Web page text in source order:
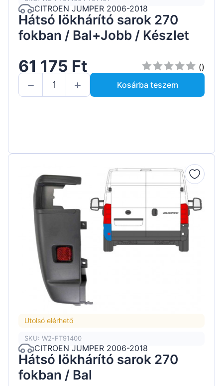
CITROEN JUMPER 2006-2018
Hátsó lökhárító sarok 270
fokban / Bal+Jobb / Készlet
61 175 Ft
()
Kosárba teszem
Utolsó elérhető
SKU: W2-FT91400
CITROEN JUMPER 2006-2018
Hátsó lökhárító sarok 270
fokban / Bal